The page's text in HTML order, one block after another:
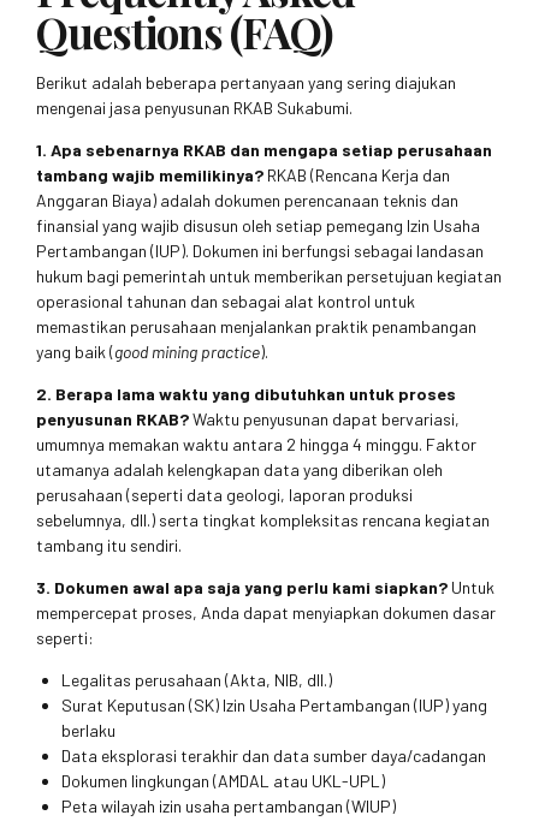
Questions (FAQ)
Berikut adalah beberapa pertanyaan yang sering diajukan
mengenai jasa penyusunan RKAB Sukabumi.
1. Apa sebenarnya RKAB dan mengapa setiap perusahaan
tambang wajib memilikinya? RKAB (Rencana Kerja dan
Anggaran Biaya) adalah dokumen perencanaan teknis dan
finansial yang wajib disusun oleh setiap pemegang Izin Usaha
Pertambangan (IUP). Dokumen ini berfungsi sebagai landasan
hukum bagi pemerintah untuk memberikan persetujuan kegiatan
operasional tahunan dan sebagai alat kontrol untuk
memastikan perusahaan menjalankan praktik penambangan
yang baik (good mining practice).
2. Berapa lama waktu yang dibutuhkan untuk proses
penyusunan RKAB?Waktu penyusunan dapat bervariasi,
umumnya memakan waktu antara 2 hingga 4 minggu. Faktor
utamanya adalah kelengkapan data yang diberikan oleh
perusahaan (seperti data geologi, laporan produksi
sebelumnya, dll.) serta tingkat kompleksitas rencana kegiatan
tambang itu sendiri.
3. Dokumen awal apa saja yang perlu kami siapkan? Untuk
mempercepat proses, Anda dapat menyiapkan dokumen dasar
seperti:
Legalitas perusahaan (Akta, NIB, dll.)
Surat Keputusan (SK) Izin Usaha Pertambangan (IUP) yang
berlaku
Data eksplorasi terakhir dan data sumber daya/cadangan
Dokumen lingkungan (AMDAL atau UKL-UPL)
Peta wilayah izin usaha pertambangan (WIUP)